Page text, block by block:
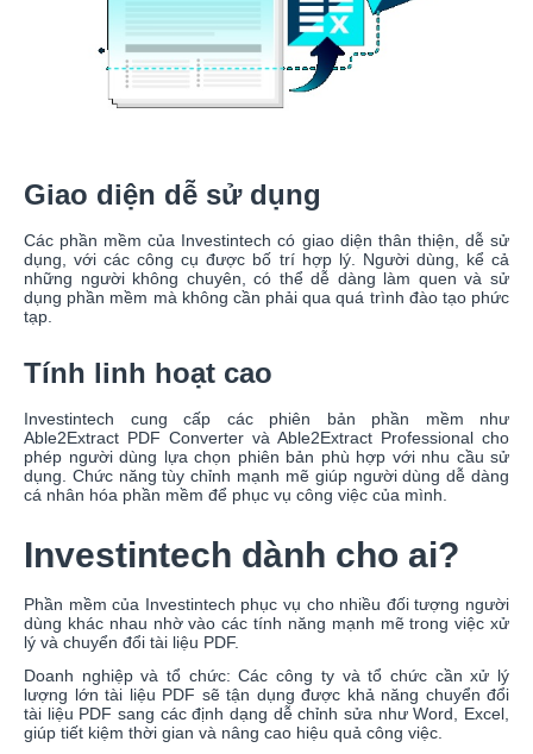
Giao diện dễ sử dụng
Các phần mềm của Investintech có giao diện thân thiện, dễ sử
dụng, với các công cụ được bố trí hợp lý. Người dùng, kể cả
những người không chuyên, có thể dễ dàng làm quen và sử
dụng phần mềm mà không cần phải qua quá trình đào tạo phức
tạp.
Tính linh hoạt cao
Investintech cung cấp các phiên bản phần mềm như
Able2Extract PDF Converter và Able2Extract Professional cho
phép người dùng lựa chọn phiên bản phù hợp với nhu cầu sử
dụng. Chức năng tùy chỉnh mạnh mẽ giúp người dùng dễ dàng
cá nhân hóa phần mềm để phục vụ công việc của mình.
Investintech dành cho ai?
Phần mềm của Investintech phục vụ cho nhiều đối tượng người
dùng khác nhau nhờ vào các tính năng mạnh mẽ trong việc xử
lý và chuyển đổi tài liệu PDF.
Doanh nghiệp và tổ chức: Các công ty và tổ chức cần xử lý
lượng lớn tài liệu PDF sẽ tận dụng được khả năng chuyển đổi
tài liệu PDF sang các định dạng dễ chỉnh sửa như Word, Excel,
giúp tiết kiệm thời gian và nâng cao hiệu quả công việc.